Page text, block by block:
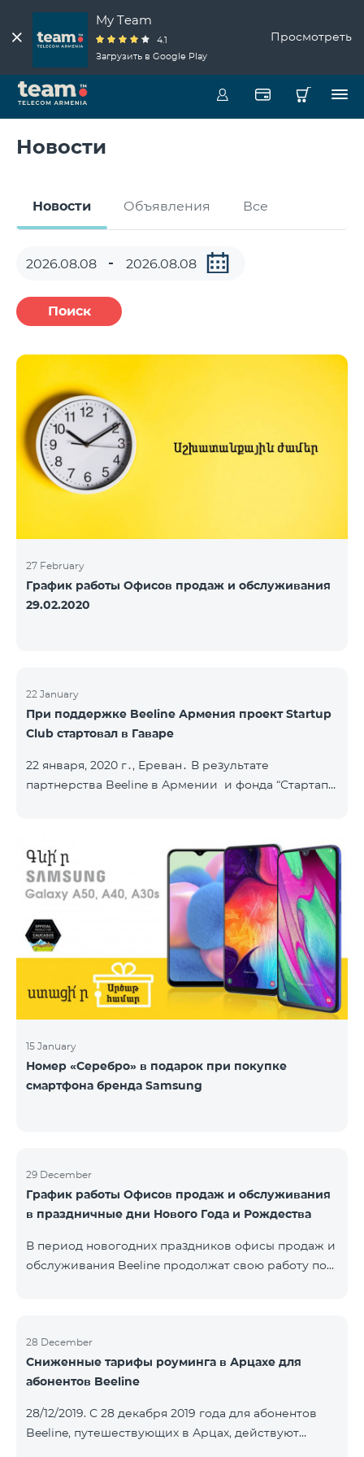
My Team
4.1
Загрузить в Google Play
Просмотреть
Новости
Новости Объявления Все
Поиск
27 February
График работы Офисов продаж и обслуживания
29.02.2020
22 January
При поддержке Beeline Армения проект Startup
Club стартовал в Гаваре
22 января, 2020 г․, Ереван․ В результате
партнерства Beeline в Армении и фонда “Стартап
образовательная инициатива, цель которой –
помочь молодым людям из регионов раскрыть
свои предпринимательские способности и
повысить их социальную ответственность. Клубы
задействованы в ряде армянских общин: в
Апаране, Аштараке, Егварде, приграничных Коти,
Айгеховите, и уже в Гаваре. Гаварский кл
15 January
Номер «Серебро» в подарок при покупке
смартфона бренда Samsung
29 December
График работы Офисов продаж и обслуживания
в праздничные дни Нового Года и Рождества
В период новогодних праздников офисы продаж и
обслуживания Beeline продолжат свою работу по
2020 года.
28 December
Сниженные тарифы роуминга в Арцахе для
абонентов Beeline
28/12/2019. С 28 декабря 2019 года для абонентов
Beeline, путешествующих в Арцах, действуют